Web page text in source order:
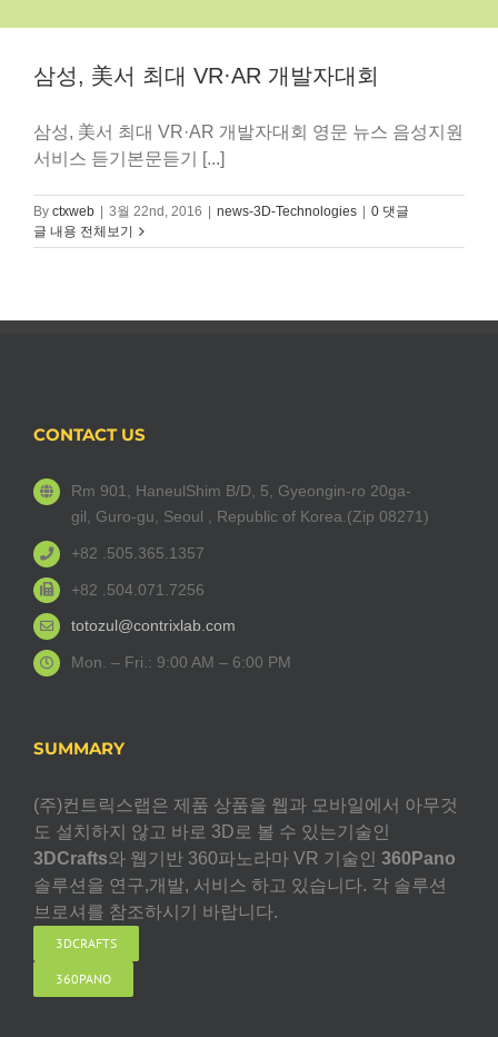
삼성, 美서 최대 VR·AR 개발자대회
삼성, 美서 최대 VR·AR 개발자대회 영문 뉴스 음성지원
서비스 듣기본문듣기 [...]
By ctxweb 3월 22nd, 2016 news-3D-Technologies
0 댓글
글 내용 전체보기
CONTACT US
Rm 901, HaneulShim B/D, 5, Gyeongin-ro 20ga-
gil, Guro-gu, Seoul , Republic of Korea.(Zip 08271)
+82 .505.365.1357
+82 .504.071.7256
totozul@contrixlab.com
Mon. – Fri.: 9:00 AM – 6:00 PM
SUMMARY
(주)컨트릭스랩은 제품 상품을 웹과 모바일에서 아무것
도 설치하지 않고 바로 3D로 볼 수 있는기술인
3DCrafts와 웹기반 360파노라마 VR 기술인 360Pano
솔루션을 연구,개발, 서비스 하고 있습니다. 각 솔루션
브로셔를 참조하시기 바랍니다.
3DCRAFTS
360PANO